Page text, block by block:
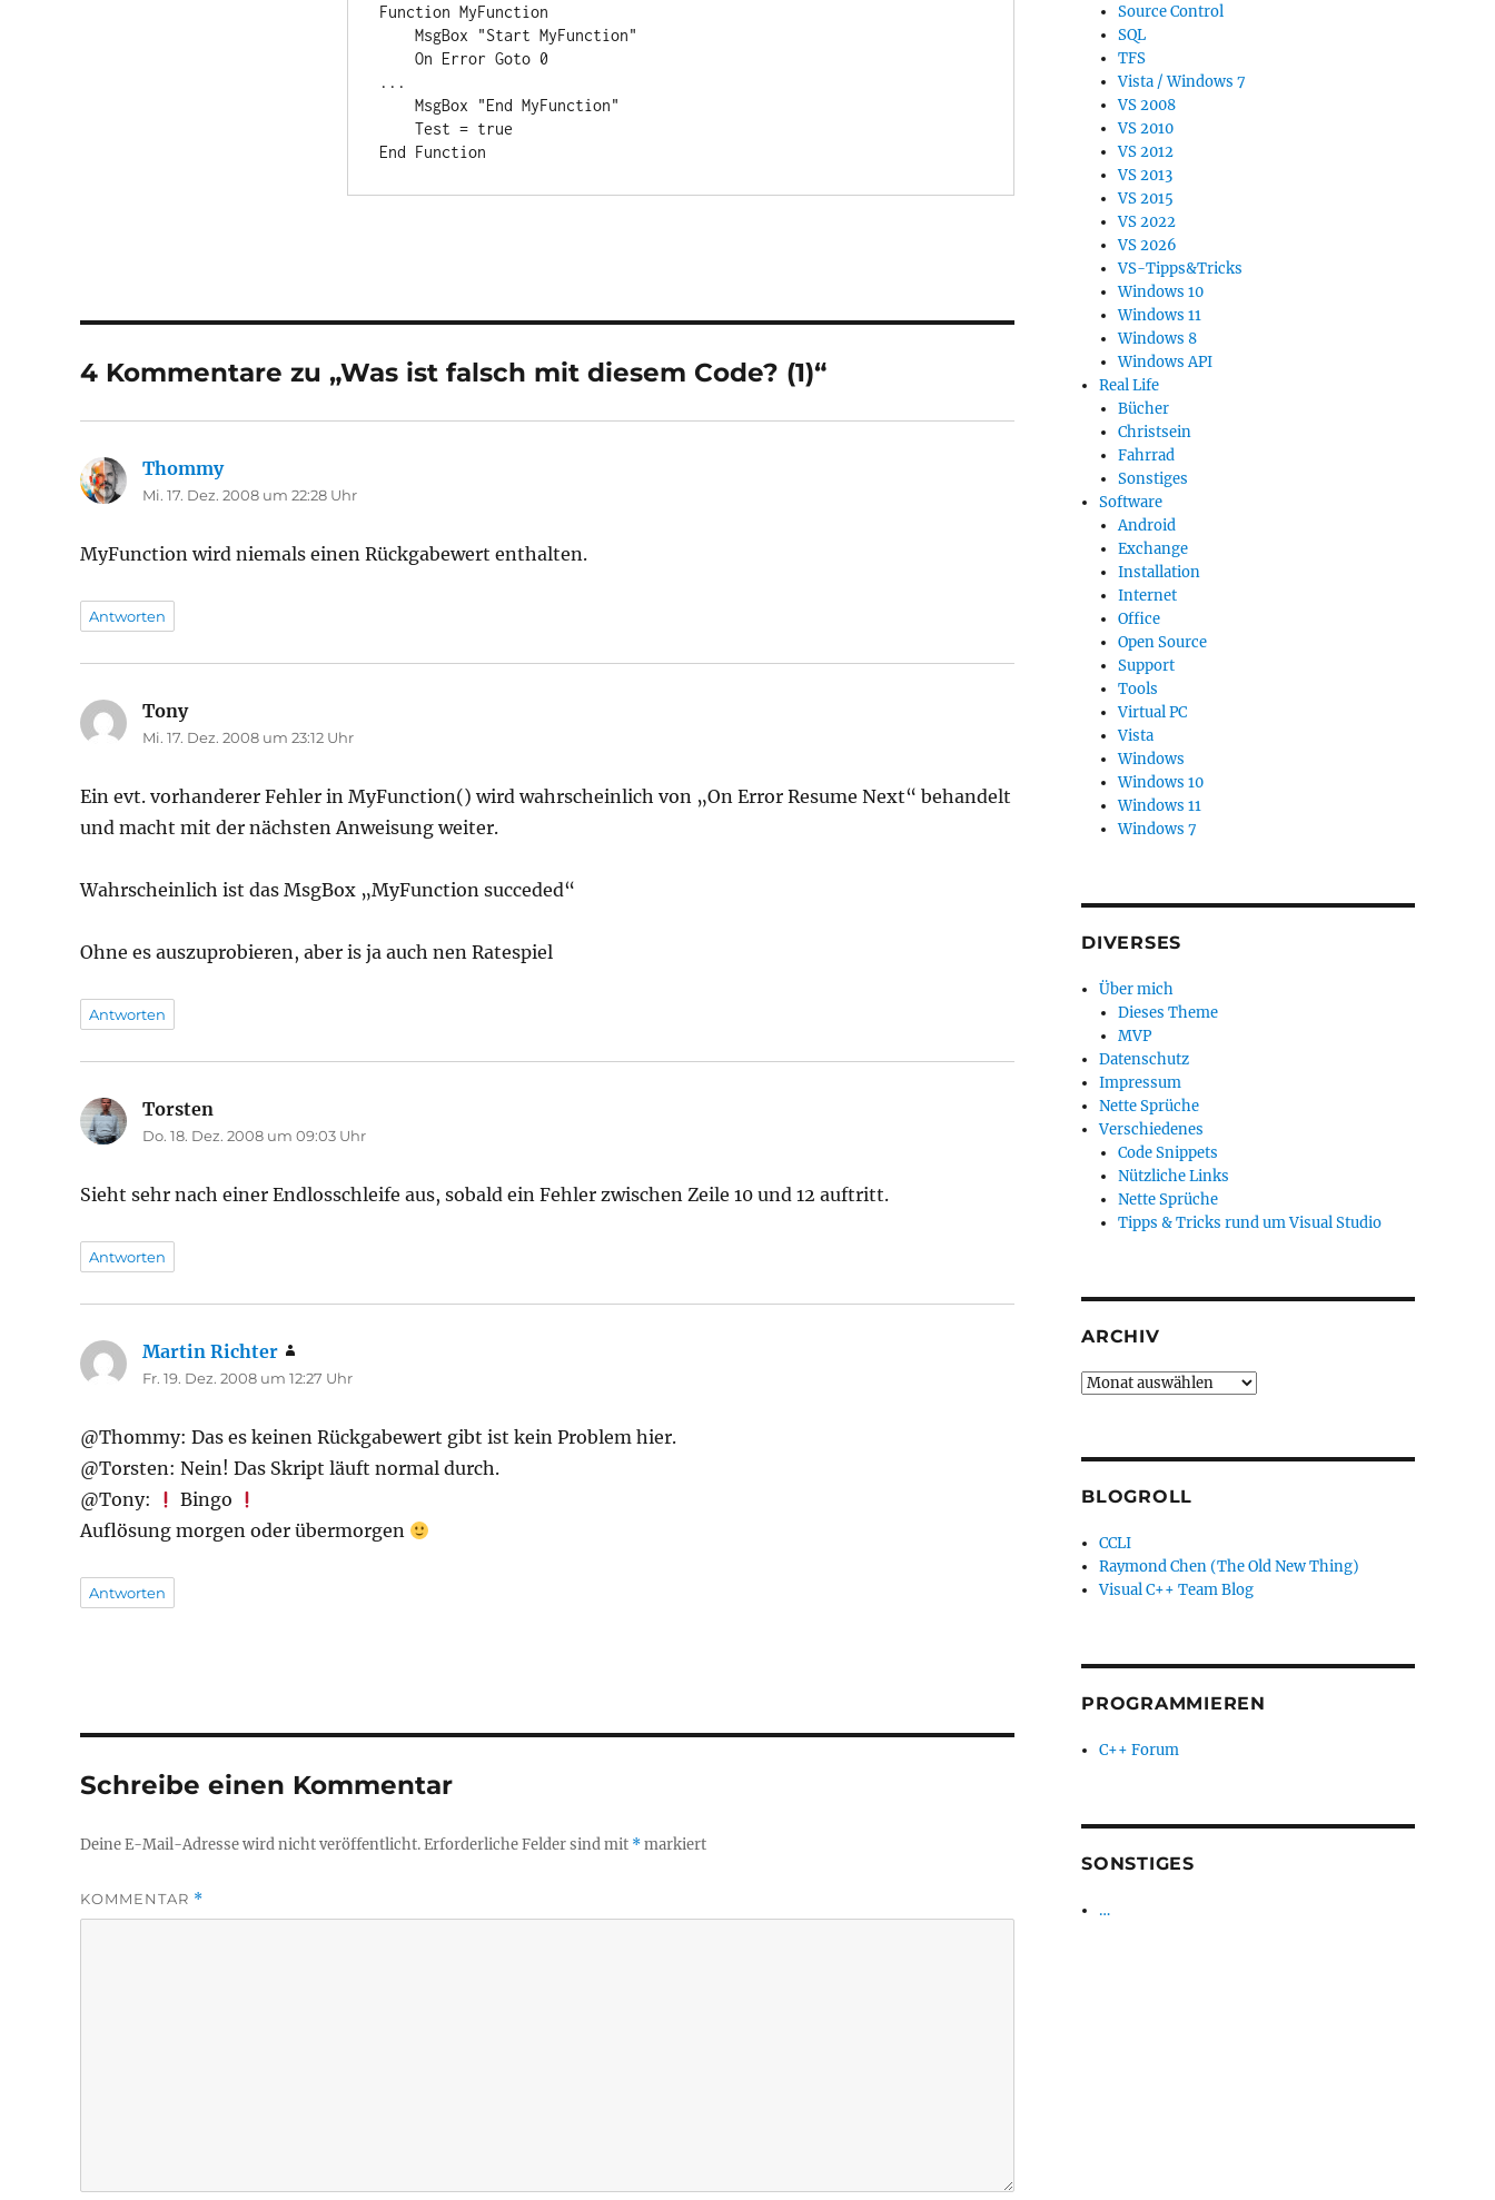
Function MyFunction
...
End Function
4 Kommentare zu „Was ist falsch mit diesem Code? (1)“
Thommysagt:
Mi. 17. Dez. 2008 um 22:28 Uhr
MyFunction wird niemals einen Rückgabewert enthalten.
Antworten
Tonysagt:
Mi. 17. Dez. 2008 um 23:12 Uhr
Ein evt. vorhanderer Fehler in MyFunction() wird wahrscheinlich von „On Error Resume Next“ behandelt
und macht mit der nächsten Anweisung weiter.
Wahrscheinlich ist das MsgBox „MyFunction succeded“
Ohne es auszuprobieren, aber is ja auch nen Ratespiel
Antworten
Torsten
Do. 18. Dez. 2008 um 09:03 Uhr
Sieht sehr nach einer Endlosschleife aus, sobald ein Fehler zwischen Zeile 10 und 12 auftritt.
Antworten
Martin Richter
Fr. 19. Dez. 2008 um 12:27 Uhr
@Thommy: Das es keinen Rückgabewert gibt ist kein Problem hier.
@Torsten: Nein! Das Skript läuft normal durch.
@Tony:
Bingo
Auflösung morgen oder übermorgen
Antworten
Schreibe einen Kommentar
Deine E-Mail-Adresse wird nicht veröffentlicht.Erforderliche Felder sind mit *markiert
KOMMENTAR *
Source Control
SQL
TFS
Vista / Windows 7
VS 2008
VS 2010
VS 2012
VS 2013
VS 2015
VS 2022
VS 2026
VS-Tipps&Tricks
Windows 10
Windows 11
Windows 8
Windows API
Real Life
Bücher
Christsein
Fahrrad
Sonstiges
Software
Android
Exchange
Installation
Internet
Office
Open Source
Support
Tools
Virtual PC
Vista
Windows
Windows 10
Windows 11
Windows 7
DIVERSES
Über mich
Dieses Theme
MVP
Datenschutz
Impressum
Nette Sprüche
Verschiedenes
Code Snippets
Nützliche Links
Nette Sprüche
Tipps & Tricks rund um Visual Studio
ARCHIV
Archiv
BLOGROLL
CCLI
Raymond Chen (The Old New Thing)
Visual C++ Team Blog
PROGRAMMIEREN
C++ Forum
SONSTIGES
…